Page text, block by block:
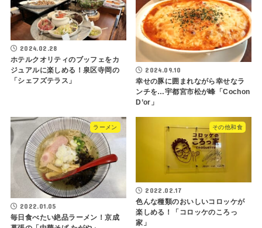
2024.02.28
ホテルクオリティのブッフェをカ
ジュアルに楽しめる！泉区寺岡の
「シェフズテラス」
2024.09.10
幸せの豚に囲まれながら幸せなラ
ンチを…宇都宮市松が峰「Cochon
D’or」
ラーメン
2022.01.05
毎日食べたい絶品ラーメン！京成
その他和食
2022.02.17
色んな種類のおいしいコロッケが
楽しめる！「コロッケのころっ
家」